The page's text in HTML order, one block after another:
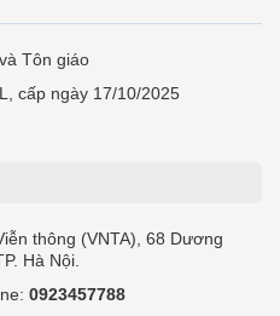
Tôn giáo
cấp ngày 17/10/2025
thông (VNTA), 68 Dương
Hà Nội.
0923457788